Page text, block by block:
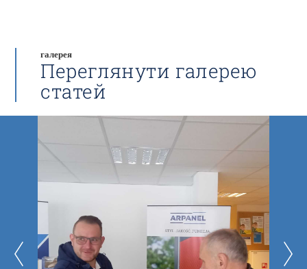
галерея
Переглянути галерею
статей